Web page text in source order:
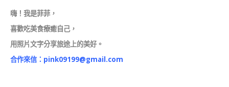
嗨！我是菲菲，
喜歡吃美食療癒自己，
用照片文字分享旅途上的美好。
合作來信： pink09199@gmail.com